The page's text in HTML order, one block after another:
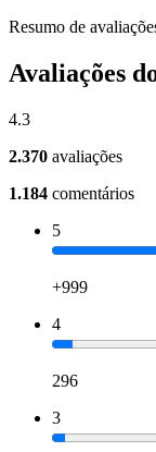
Resumo de
Avaliações
4.3
2.370 avaliações
1.184 comentários
5
+999
4
296
3